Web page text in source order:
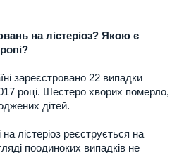
на лістеріоз? Якою є
зареєстровано 22 випадки
році. Шестеро хворих померло,
дітей.
лістеріоз реєструється на
поодиноких випадків не